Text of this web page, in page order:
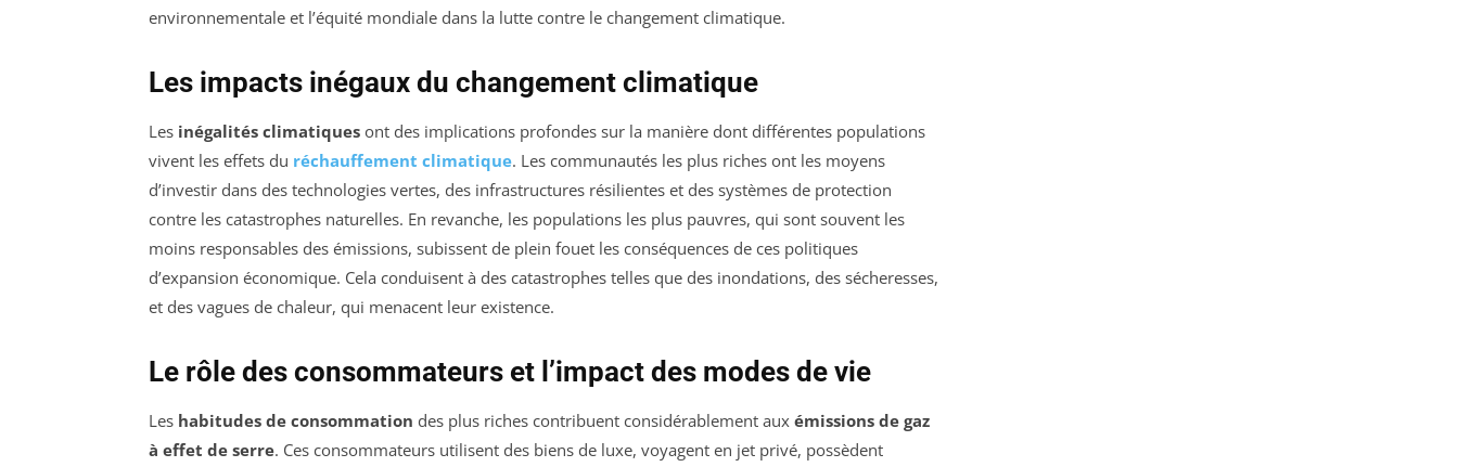
environnementale et l’équité mondiale dans la lutte contre le changement climatique.
Les impacts inégaux du changement climatique
Les inégalités climatiques ont des implications profondes sur la manière dont différentes populations
vivent les effets du réchauffement climatique. Les communautés les plus riches ont les moyens
d’investir dans des technologies vertes, des infrastructures résilientes et des systèmes de protection
contre les catastrophes naturelles. En revanche, les populations les plus pauvres, qui sont souvent les
moins responsables des émissions, subissent de plein fouet les conséquences de ces politiques
d’expansion économique. Cela conduisent à des catastrophes telles que des inondations, des sécheresses,
et des vagues de chaleur, qui menacent leur existence.
Le rôle des consommateurs et l’impact des modes de vie
Les habitudes de consommation des plus riches contribuent considérablement aux émissions de gaz
à effet de serre. Ces consommateurs utilisent des biens de luxe, voyagent en jet privé, possèdent